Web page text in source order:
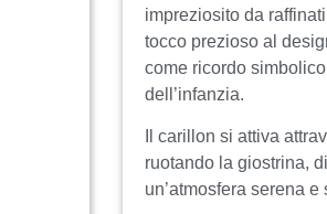
impreziosito da raffinati
tocco prezioso al
come ricordo
dell’infanzia.
Il carillon si attiva
ruotando la giostrina,
un’atmosfera serena e